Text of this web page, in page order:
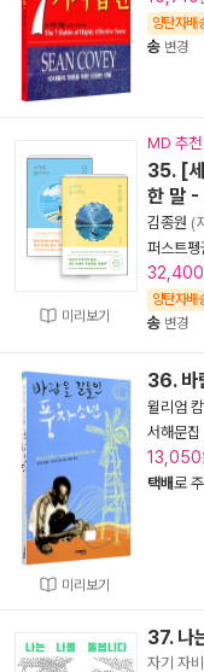
양탄자배
송 변경
미리보기
MD 추천
35. [
한 말 -
김종원 (
퍼스트펭
32,400
양탄자배
송 변경
미리보기
36. 바
윌리엄
서해문집
13,050
택배로
37. 나
자기 자